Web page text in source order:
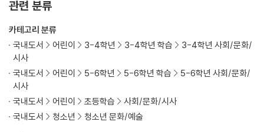
관련 분류
카테고리 분류
국내도서
어린이 3-4학년 3-4학년 학습
3-4학년 사회/문화/
시사
국내도서
어린이 5-6학년 5-6학년 학습
5-6학년 사회/문화/
시사
국내도서
어린이 초등학습
사회/문화/시사
국내도서
청소년 청소년 문화/예술